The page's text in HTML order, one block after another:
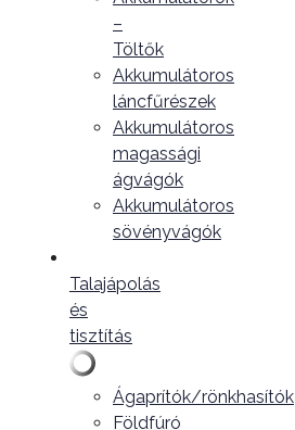
–
Töltők
Akkumulátoros
láncfűrészek
Akkumulátoros
magassági
ágvágók
Akkumulátoros
sövényvágók
Talajápolás
és
tisztítás
Ágaprítók/rönkhasítók
Földfúró